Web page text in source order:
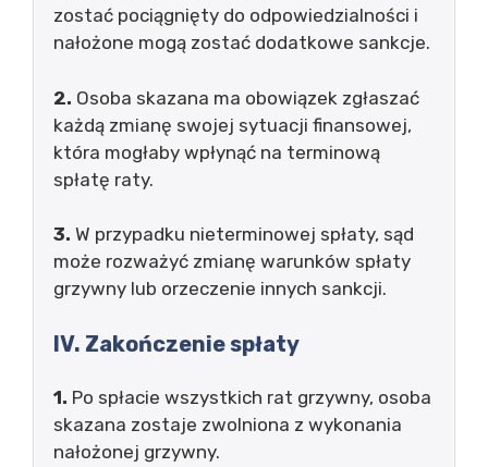
zostać pociągnięty do odpowiedzialności i
nałożone mogą zostać dodatkowe sankcje.
2. Osoba skazana ma obowiązek zgłaszać
każdą zmianę swojej sytuacji finansowej,
która mogłaby wpłynąć na terminową
spłatę raty.
3. W przypadku nieterminowej spłaty, sąd
może rozważyć zmianę warunków spłaty
grzywny lub orzeczenie innych sankcji.
IV. Zakończenie spłaty
1. Po spłacie wszystkich rat grzywny, osoba
skazana zostaje zwolniona z wykonania
nałożonej grzywny.